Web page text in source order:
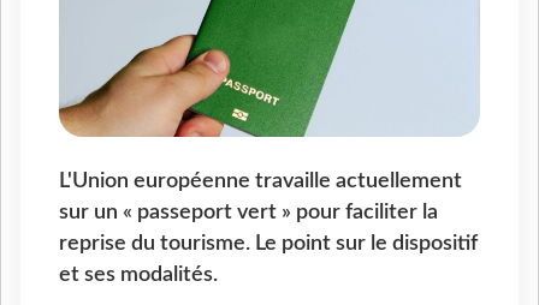
L'Union européenne travaille actuellement
sur un « passeport vert » pour faciliter la
reprise du tourisme. Le point sur le dispositif
et ses modalités.